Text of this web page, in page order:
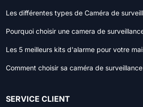
Les différentes types de Caméra de
Pourquoi choisir une camera de
Les 5 meilleurs kits d'alarme pour votre
Comment choisir sa caméra de
SERVICE CLIENT